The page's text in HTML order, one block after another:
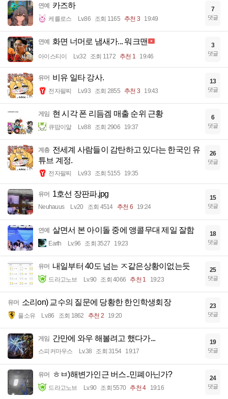
연예 카즈하
케를로스 Lv.86 조회 1165 추천 3 19:49
7
댓글
연예 화면 너머로 냄새가... 워크맨
아이스티이 Lv.32 조회 1172 추천 1 19:46
3
댓글
유머 비유 일타 강사.
전자팔찌 Lv.93 조회 2855 추천 3 19:43
13
댓글
게임 현 시각 폰 리듬겜 매출 순위 근황
큐땁이알 Lv.88 조회 2906 19:37
6
댓글
계층 전세계 사람들이 감탄하고 있다는 한국인 유
튜브 계정.
전자팔찌 Lv.93 조회 5155 19:35
26
댓글
유머 1호선 장판파.jpg
Neuhauus Lv.20 조회 4514 추천 6 19:24
15
댓글
연예 살면서 본 아이돌 중에 앵콜무대 제일 잘함
Earth Lv.96 조회 3527 19:23
18
댓글
유머 내일부터 40도 넘는 ㅈ같은상황이없는듯
드라고노브 Lv.90 조회 4066 추천 1 19:23
25
댓글
유머 소리on) 교수의 질문에 당황한 한인학생회장
풀소유 Lv.86 조회 1862 추천 2 19:20
23
댓글
게임 간만에 와우 해볼려고 했다가...
스피커마우스 Lv.38 조회 3154 19:17
19
댓글
유머 ㅎㅂ)해변가인근 버스..민폐아닌가?
드라고노브 Lv.90 조회 5570 추천 4 19:16
24
댓글